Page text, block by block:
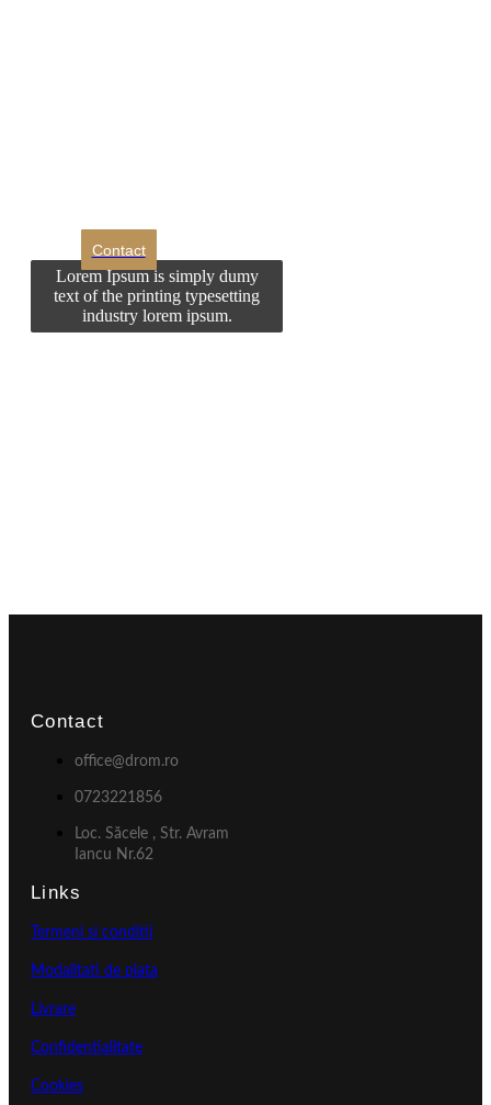
Contact
Lorem Ipsum is simply dumy
text of the printing typesetting
industry lorem ipsum.
Contact
office@drom.ro
0723221856
Loc. Săcele , Str. Avram
Iancu Nr.62
Links
Termeni si conditii
Modalitati de plata
Livrare
Confidentialitate
Cookies